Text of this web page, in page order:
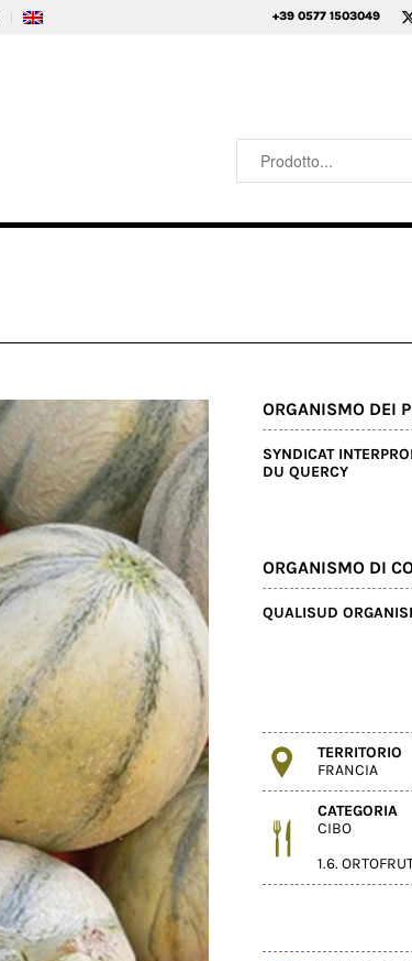
+39 0577 1503049
ORGANISMO DEI
SYNDICAT
DU QUERCY
ORGANISMO DI
QUALISUD
TERRITORIO
FRANCIA
CATEGORIA
CIBO
1.6.